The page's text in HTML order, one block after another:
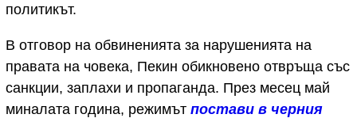
политикът.
В отговор на обвиненията за нарушенията на
правата на човека, Пекин обикновено отвръща със
санкции, заплахи и пропаганда. През месец май
миналата година, режимът постави в черния